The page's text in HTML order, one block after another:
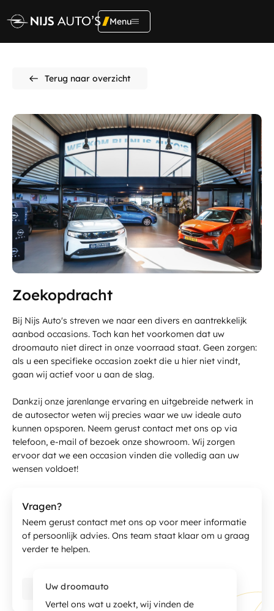
Menu
Aanbod
Diensten
Onderhoud &
reparatie
Vacatures
Over ons
Contact
Contact
0493492356
verkoop@opelnijs.nl
Showroom
Ma t/m Vr:
09.00 - 19:00
Za
09.00 - 17:00
Zo
Gesloten
Werkplaats
Zo:
Gesloten
Terug naar overzicht
Zoekopdracht
Bij Nijs Auto's streven we naar een divers en aantrekkelijk
aanbod occasions. Toch kan het voorkomen dat uw
droomauto niet direct in onze voorraad staat. Geen zorgen:
als u een specifieke occasion zoekt die u hier niet vindt,
gaan wij actief voor u aan de slag.
Dankzij onze jarenlange ervaring en uitgebreide netwerk in
de autosector weten wij precies waar we uw ideale auto
kunnen opsporen. Neem gerust contact met ons op via
telefoon, e-mail of bezoek onze showroom. Wij zorgen
ervoor dat we een occasion vinden die volledig aan uw
wensen voldoet!
Vragen?
Neem gerust contact met ons op voor meer informatie
of persoonlijk advies. Ons team staat klaar om u graag
verder te helpen.
Direct contact
Uw droomauto
Vertel ons wat u zoekt, wij vinden de